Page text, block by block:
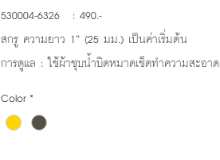
530004-6326 : 490.-
สกรู ความยาว 1” (25 มม.) เป็นค่าเริ่มต้น
การดูแล : ใช้ผ้าชุบน้ำบิดหมาดเช็ดทำความสะอาด
Color*